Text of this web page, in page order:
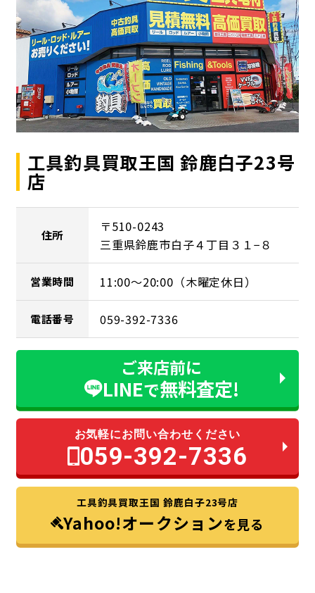
工具釣具買取王国 鈴鹿白子23号
店
住所
〒510-0243
三重県鈴鹿市白子４丁目３１−８
営業時間 11:00～20:00（木曜定休日）
電話番号 059-392-7336
ご来店前に
LINEで無料査定!
お気軽にお問い合わせください
059-392-7336
工具釣具買取王国 鈴鹿白子23号店
Yahoo!オークションを見る